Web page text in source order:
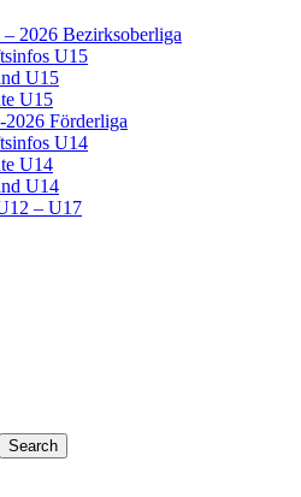
2026 Bezirksoberliga
U15
U15
U15
Förderliga
U14
U14
U14
– U17